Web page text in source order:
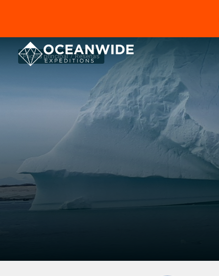
Página principal Reseñas